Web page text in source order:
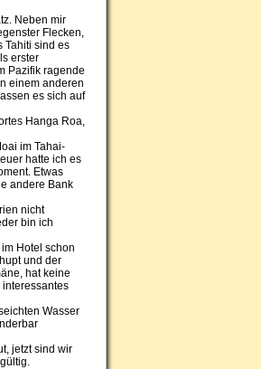
Neben mir
Flecken,
Tahiti sind es
erster
Pazifik ragende
einem anderen
es sich auf
Hanga Roa,
im Tahai-
hatte ich es
Etwas
andere Bank
nicht
bin ich
Hotel schon
und der
hat keine
interessantes
Wasser
jetzt sind wir